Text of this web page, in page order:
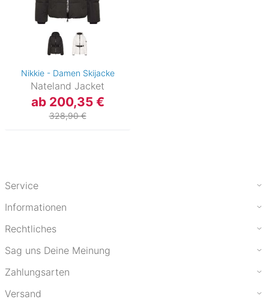
Nikkie - Damen Skijacke
Nateland Jacket
ab 200,35 €
328,90 €
Service
Informationen
Rechtliches
Sag uns Deine Meinung
Zahlungsarten
Versand